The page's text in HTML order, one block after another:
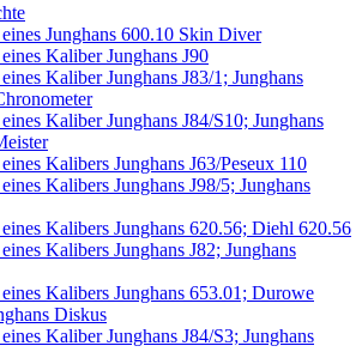
Junghans 600.10 Skin Diver
Kaliber Junghans J90
Kaliber Junghans J83/1; Junghans
Kaliber Junghans J84/S10; Junghans
Kalibers Junghans J63/Peseux 110
Kalibers Junghans J98/5; Junghans
Kalibers Junghans 620.56; Diehl 620.56
Kalibers Junghans J82; Junghans
Kalibers Junghans 653.01; Durowe
Diskus
Kaliber Junghans J84/S3; Junghans